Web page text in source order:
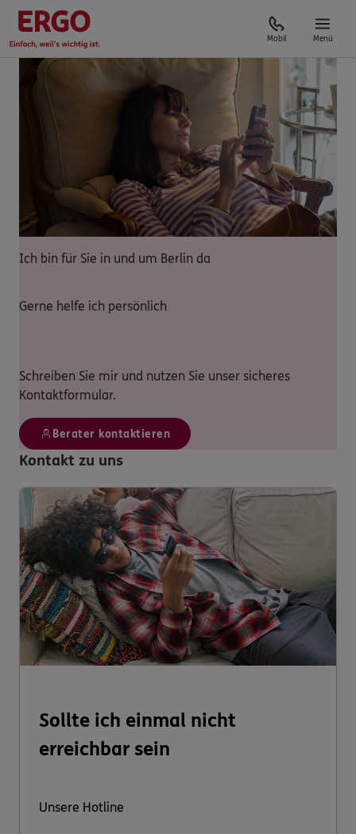
Mobil Menü
Ich bin für Sie in und um Berlin da
Gerne helfe ich persönlich
Schreiben Sie mir und nutzen Sie unser sicheres
Kontaktformular.
Berater kontaktieren
Kontakt zu uns
Sollte ich einmal nicht
erreichbar sein
Unsere Hotline